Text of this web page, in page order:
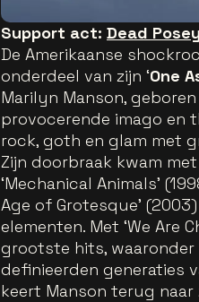
Support act: Dead Posey
De Amerikaanse
onderdeel van zijn ‘One
Marilyn Manson,
provocerende imago en
rock, goth en glam met
Zijn doorbraak kwam
‘Mechanical Animals’
Age of Grotesque’ (2003)
elementen. Met ‘We Are
grootste hits, waaronder
definieerden generaties
keert Manson terug